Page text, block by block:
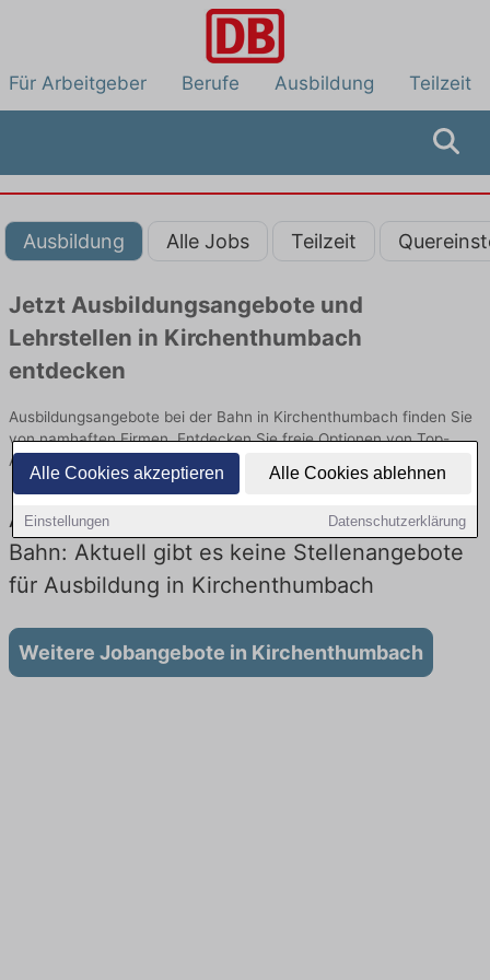
Alle Cookies akzeptieren Alle Cookies ablehnen
Einstellungen Datenschutzerklärung
Für Arbeitgeber Berufe Ausbildung Teilzeit
Ausbildung Alle Jobs Teilzeit
Jetzt Ausbildungsangebote und
Lehrstellen in Kirchenthumbach
entdecken
Ausbildungsangebote bei der Bahn in Kirchenthumbach finden Sie
von namhaften Firmen. Entdecken Sie freie Optionen von Top-
Arbeitgebern und bewerben Sie sich noch heute.
Ausbildung in Kirchenthumbach bei der
Bahn: Aktuell gibt es keine Stellenangebote
für Ausbildung in Kirchenthumbach
Weitere Jobangebote in Kirchenthumbach